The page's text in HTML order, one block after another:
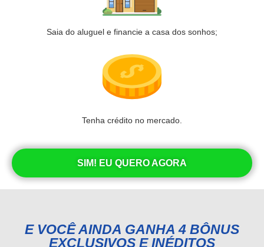
Saia do aluguel e financie a casa dos sonhos;
Tenha crédito no mercado.
SIM! EU QUERO AGORA
E VOCÊ AINDA GANHA 4 BÔNUS
EXCLUSIVOS E INÉDITOS